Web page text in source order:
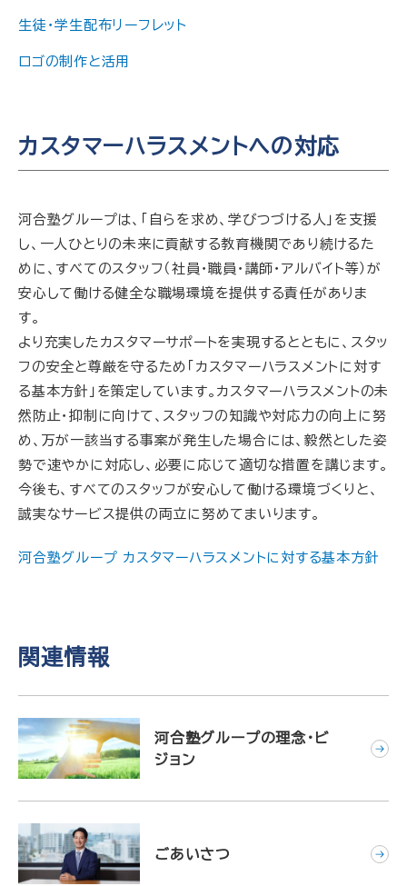
生徒・学生配布リーフレット
ロゴの制作と活用
カスタマーハラスメントへの対応
河合塾グループは、「自らを求め、学びつづける人」を支援
し、一人ひとりの未来に貢献する教育機関であり続けるた
めに、すべてのスタッフ（社員・職員・講師・アルバイト等）が
安心して働ける健全な職場環境を提供する責任がありま
す。
より充実したカスタマーサポートを実現するとともに、スタッ
フの安全と尊厳を守るため「カスタマーハラスメントに対す
る基本方針」を策定しています。カスタマーハラスメントの未
然防止・抑制に向けて、スタッフの知識や対応力の向上に努
め、万が一該当する事案が発生した場合には、毅然とした姿
勢で速やかに対応し、必要に応じて適切な措置を講じます。
今後も、すべてのスタッフが安心して働ける環境づくりと、
誠実なサービス提供の両立に努めてまいります。
河合塾グループ カスタマーハラスメントに対する基本方針
関連情報
河合塾グループの理念・ビ
ジョン
ごあいさつ